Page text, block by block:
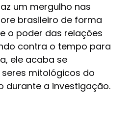
um mergulho nas
brasileiro de forma
o poder das relações
contra o tempo para
ele acaba se
mitológicos do
durante a investigação.